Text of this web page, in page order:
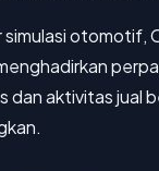
otomotif,
dan aktivitas jual